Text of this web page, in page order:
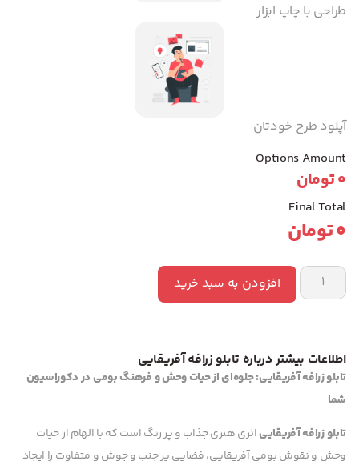
طراحی با چاپ ابزار
آپلود طرح خودتان
Options Amount
0تومان
Final Total
0تومان
افزودن به سبد خرید
اطلاعات بیشتر درباره تابلو زرافه آفریقایی
تابلو زرافه آفریقایی: جلوه‌ای از حیات وحش و فرهنگ بومی در دکوراسیون
شما
تابلو زرافه آفریقاییاثری هنری جذاب و پر رنگ است که با الهام از حیات
وحش و نقوش بومی آفریقایی، فضایی پر جنب و جوش و متفاوت را ایجاد